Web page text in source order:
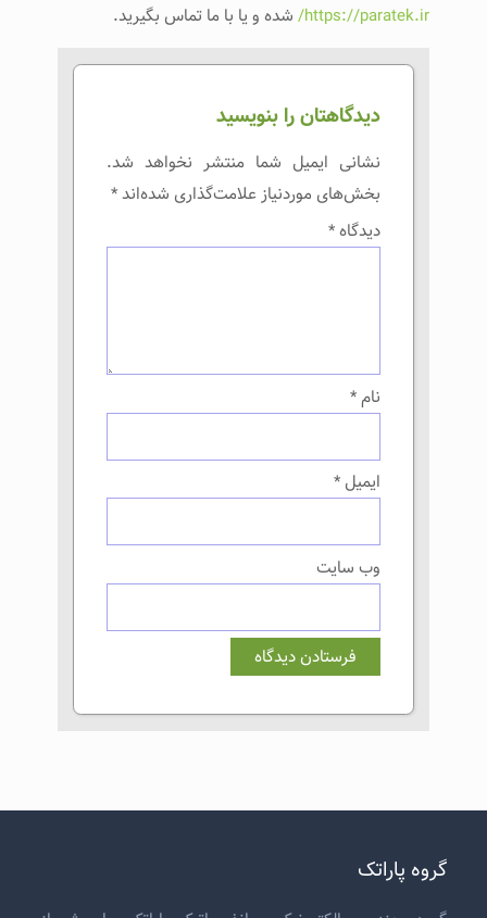
https://paratek.ir/ شده و یا با ما تماس بگیرید.
دیدگاهتان را بنویسید
نشانی ایمیل شما منتشر نخواهد شد.
بخش‌های موردنیاز علامت‌گذاری شده‌اند*
دیدگاه*
نام*
ایمیل *
وب‌ سایت
گروه پاراتک